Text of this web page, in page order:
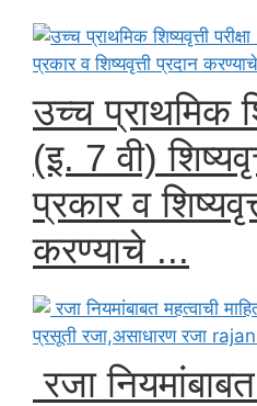
उच्च प्राथमिक
(इ. 7 वी)
प्रकार व
करण्याचे ...
रजा